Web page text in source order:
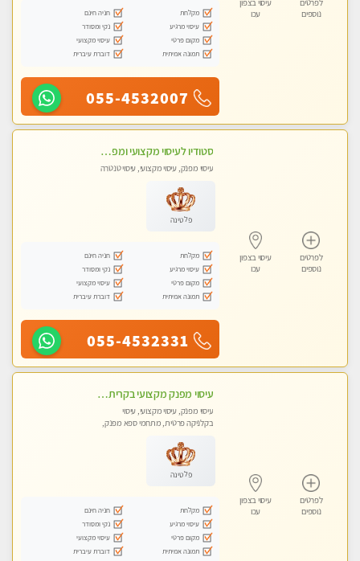
לפרטים
נוספים
עיסוי בצפון
עכו
מקלחת
חניה חינם
עיסוי מרגיע
נקי ומסודר
מקום פרטי
עיסוי מקצועי
תמונה אמיתית
דוברת עיברית
055-4532007
לפרטים
נוספים
עיסוי בצפון
עכו
סטודיו לעיסוי מקצועי ומפנק - מעסה מקצועית אלופה .....
עיסוי מפנק, עיסוי מקצועי, עיסוי טנטרה
פלטינה
מקלחת
חניה חינם
עיסוי מרגיע
נקי ומסודר
מקום פרטי
עיסוי מקצועי
תמונה אמיתית
דוברת עיברית
055-4532331
לפרטים
נוספים
עיסוי בצפון
עכו
עיסוי מפנק מקצועי בקרית ביאליק - עיסוי עם אבנים חמות. טיפול מרגיע משוחרר באווירה נעימה נקיה ומסודרת
עיסוי מפנק, עיסוי מקצועי, עיסוי
בקלניקה פרטית, מתחמי ספא מפנק,
פלטינה
מקלחת
חניה חינם
עיסוי מרגיע
נקי ומסודר
מקום פרטי
עיסוי מקצועי
תמונה אמיתית
דוברת עיברית